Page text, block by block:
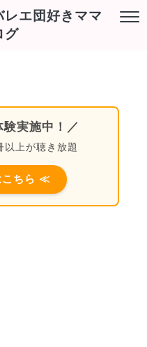
エ団好きママ
グ
実施中！／
上が聴き放題
ちら ≪